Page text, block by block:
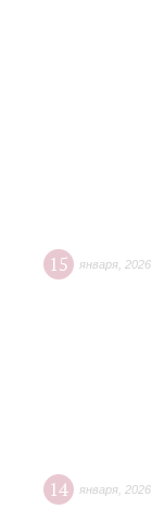
15 января 2026
14 января 2026